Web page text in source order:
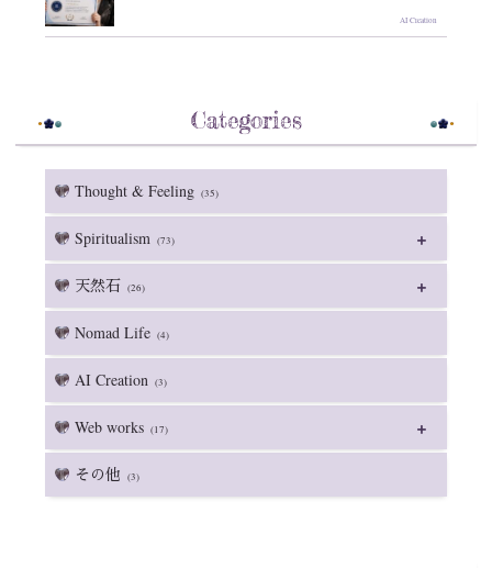
AI Creation
Categories
Thought & Feeling (35)
Spiritualism (73)
天然石 (26)
Nomad Life (4)
AI Creation (3)
Web works (17)
その他 (3)